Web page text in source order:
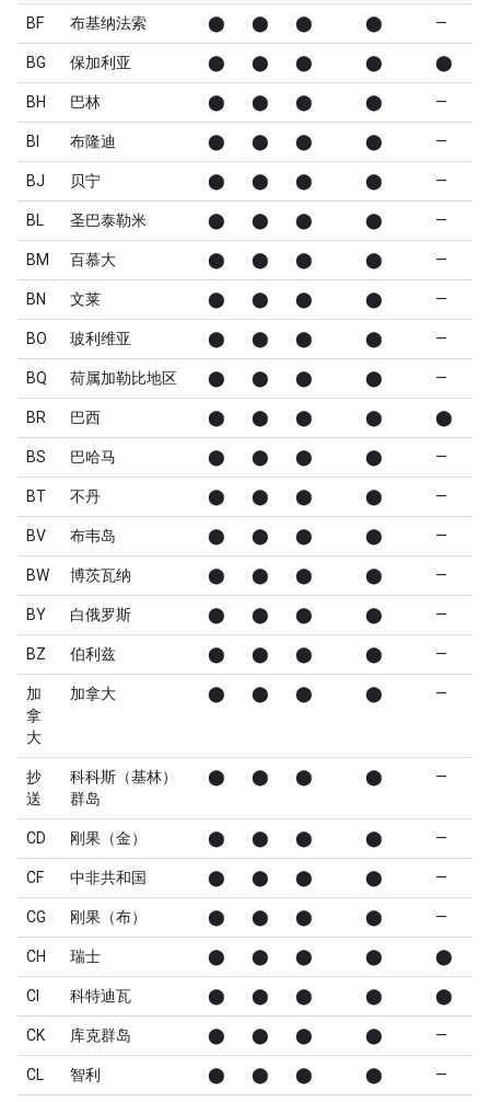
BF 布基纳法索 ⬤ ⬤ ⬤ ⬤ —
BG 保加利亚 ⬤ ⬤ ⬤ ⬤ ⬤
BH 巴林 ⬤ ⬤ ⬤ ⬤ —
BI 布隆迪 ⬤ ⬤ ⬤ ⬤ —
BJ 贝宁 ⬤ ⬤ ⬤ ⬤ —
BL 圣巴泰勒米 ⬤ ⬤ ⬤ ⬤ —
BM 百慕大 ⬤ ⬤ ⬤ ⬤ —
BN 文莱 ⬤ ⬤ ⬤ ⬤ —
BO 玻利维亚 ⬤ ⬤ ⬤ ⬤ —
BQ 荷属加勒比地区 ⬤ ⬤ ⬤ ⬤ —
BR 巴西 ⬤ ⬤ ⬤ ⬤ ⬤
BS 巴哈马 ⬤ ⬤ ⬤ ⬤ —
BT 不丹 ⬤ ⬤ ⬤ ⬤ —
BV 布韦岛 ⬤ ⬤ ⬤ ⬤ —
BW 博茨瓦纳 ⬤ ⬤ ⬤ ⬤ —
BY 白俄罗斯 ⬤ ⬤ ⬤ ⬤ —
BZ 伯利兹 ⬤ ⬤ ⬤ ⬤ —
加
拿
大
加拿大 ⬤ ⬤ ⬤ ⬤ —
抄
送
科科斯（基林）
群岛
⬤ ⬤ ⬤ ⬤ —
CD 刚果（金） ⬤ ⬤ ⬤ ⬤ —
CF 中非共和国 ⬤ ⬤ ⬤ ⬤ —
CG 刚果（布） ⬤ ⬤ ⬤ ⬤ —
CH 瑞士 ⬤ ⬤ ⬤ ⬤ ⬤
CI 科特迪瓦 ⬤ ⬤ ⬤ ⬤ ⬤
CK 库克群岛 ⬤ ⬤ ⬤ ⬤ —
CL 智利 ⬤ ⬤ ⬤ ⬤ —